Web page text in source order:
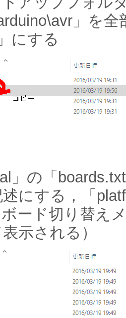
」を全
にする
」の「
述にする，「
ード切り替え
示される）